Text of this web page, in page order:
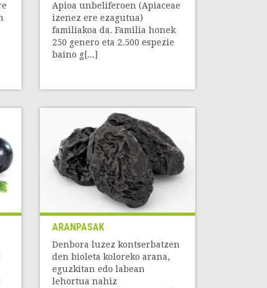
Apioa unbeliferoen (Apiaceae
izenez ere ezagutua)
familiakoa da. Familia honek
250 genero eta 2.500 espezie
baino g[...]
ARANPASAK
Denbora luzez kontserbatzen
den bioleta koloreko arana,
eguzkitan edo labean
lehortua nahiz